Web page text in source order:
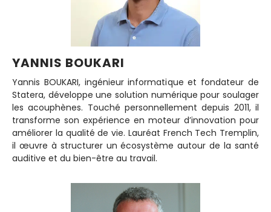
YANNIS BOUKARI
Yannis BOUKARI, ingénieur informatique et fondateur de
Statera, développe une solution numérique pour soulager
les acouphènes. Touché personnellement depuis 2011, il
transforme son expérience en moteur d’innovation pour
améliorer la qualité de vie. Lauréat French Tech Tremplin,
il œuvre à structurer un écosystème autour de la santé
auditive et du bien-être au travail.